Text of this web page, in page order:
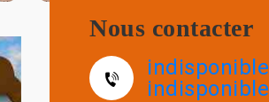
Nous contacter
indisponible
indisponible